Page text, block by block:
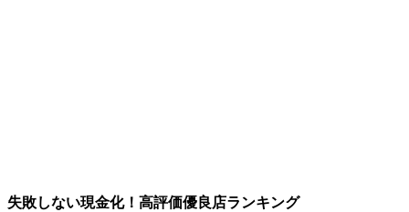
失敗しない現金化！高評価優良店ランキング